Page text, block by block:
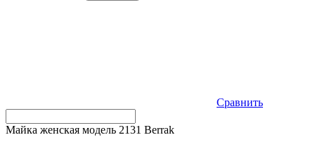
Сравнить
Майка женская модель 2131 Berrak